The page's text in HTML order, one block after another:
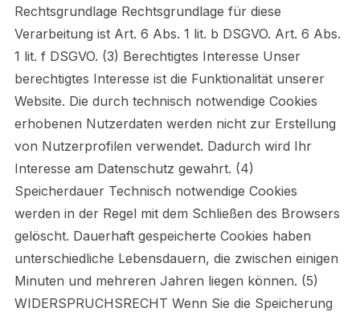
Rechtsgrundlage Rechtsgrundlage für diese
Verarbeitung ist Art. 6 Abs. 1 lit. b DSGVO. Art. 6 Abs.
1 lit. f DSGVO. (3) Berechtigtes Interesse Unser
berechtigtes Interesse ist die Funktionalität unserer
Website. Die durch technisch notwendige Cookies
erhobenen Nutzerdaten werden nicht zur Erstellung
von Nutzerprofilen verwendet. Dadurch wird Ihr
Interesse am Datenschutz gewahrt. (4)
Speicherdauer Technisch notwendige Cookies
werden in der Regel mit dem Schließen des Browsers
gelöscht. Dauerhaft gespeicherte Cookies haben
unterschiedliche Lebensdauern, die zwischen einigen
Minuten und mehreren Jahren liegen können. (5)
WIDERSPRUCHSRECHT Wenn Sie die Speicherung